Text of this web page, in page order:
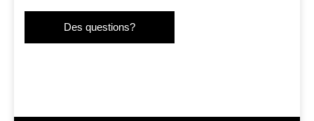
Des questions?